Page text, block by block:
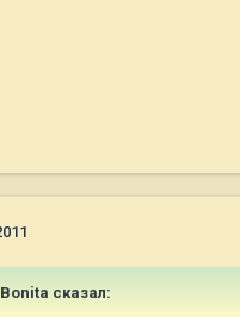
сказал: